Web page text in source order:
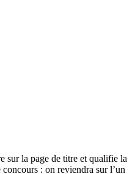
sur la page de titre et qualifie la
: on reviendra sur l’un